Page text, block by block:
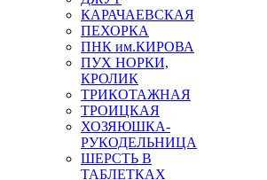
КАРАЧАЕВСКАЯ
ПЕХОРКА
ПНК им.КИРОВА
ПУХ НОРКИ,
КРОЛИК
ТРИКОТАЖНАЯ
ТРОИЦКАЯ
ХОЗЯЮШКА-
РУКОДЕЛЬНИЦА
ШЕРСТЬ В
ТАБЛЕТКАХ